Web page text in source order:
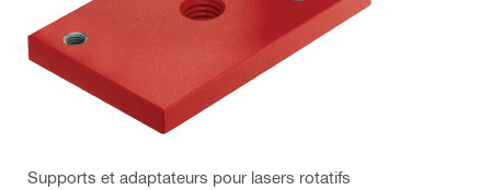
Supports et adaptateurs pour lasers rotatifs